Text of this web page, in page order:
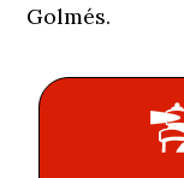
Golmés.